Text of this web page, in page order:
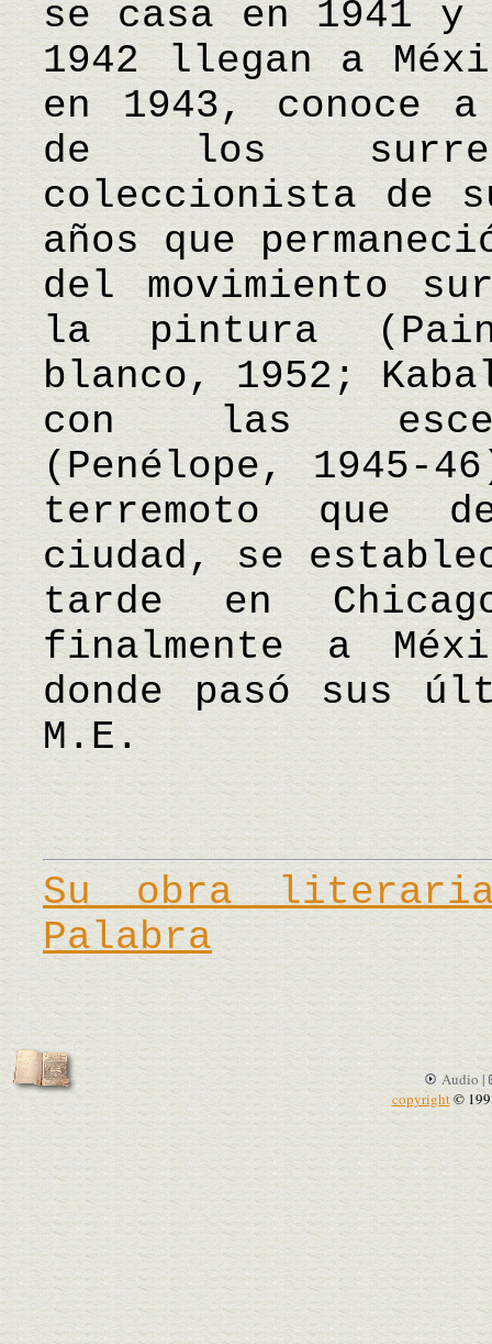
se casa en 1941
1942 llegan a
en 1943, conoce a
de los
coleccionista de
años que
del movimiento
la pintura
blanco, 1952;
con las
(Penélope, 1945-
terremoto que
ciudad, se
tarde en
finalmente a
donde pasó sus
M.E.
Su obra
Palabra
Audio |
copyright©